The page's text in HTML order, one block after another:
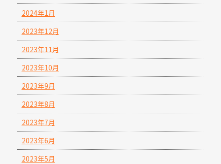
2024年1月
2023年12月
2023年11月
2023年10月
2023年9月
2023年8月
2023年7月
2023年6月
2023年5月